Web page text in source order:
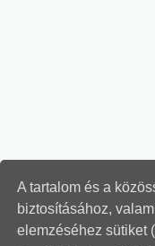
A tartalom és a
biztosításához,
elemzéséhez sütiket